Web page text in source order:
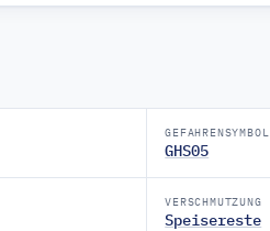
GEFAHRENSYMBOL
GHS05
VERSCHMUTZUNG
Speisereste